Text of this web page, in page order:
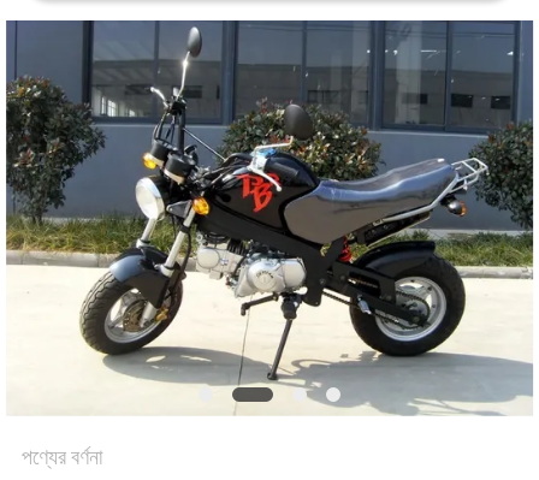
সাইট
ম্যাপ
গোপনীয়তা
নীতি
পণ্যের বর্ণনা